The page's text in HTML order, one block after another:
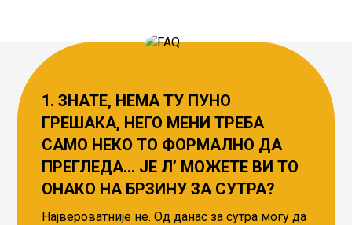
1.ЗНАТЕ, НЕМА ТУ ПУНО
ГРЕШАКА, НЕГО МЕНИ ТРЕБА
САМО НЕКО ТО ФОРМАЛНО ДА
ПРЕГЛЕДА… ЈЕ Лʼ МОЖЕТЕ ВИ ТО
ОНАКО НА БРЗИНУ ЗА СУТРА?
Највероватније не. Од данас за сутра могу да